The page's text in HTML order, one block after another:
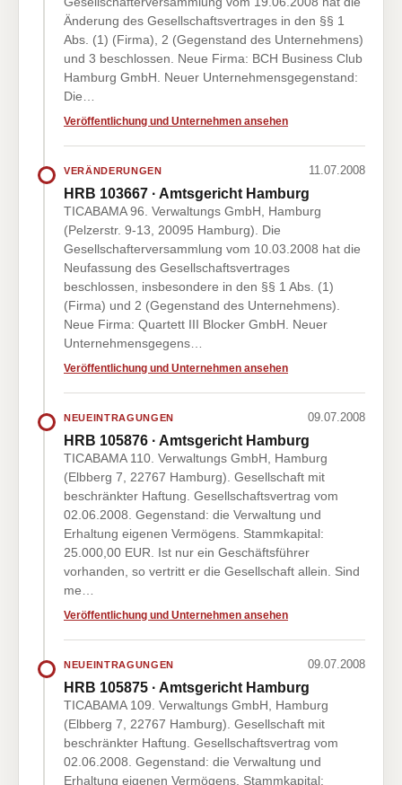
Änderung des Gesellschaftsvertrages in den §§ 1
Abs. (1) (Firma), 2 (Gegenstand des Unternehmens)
und 3 beschlossen. Neue Firma: BCH Business Club
Hamburg GmbH. Neuer Unternehmensgegenstand:
Die…
Veröffentlichung und Unternehmen ansehen
VERÄNDERUNGEN 11.07.2008
HRB 103667 · Amtsgericht Hamburg
TICABAMA 96. Verwaltungs GmbH, Hamburg
(Pelzerstr. 9-13, 20095 Hamburg). Die
Gesellschafterversammlung vom 10.03.2008 hat die
Neufassung des Gesellschaftsvertrages
beschlossen, insbesondere in den §§ 1 Abs. (1)
(Firma) und 2 (Gegenstand des Unternehmens).
Neue Firma: Quartett III Blocker GmbH. Neuer
Unternehmensgegens…
Veröffentlichung und Unternehmen ansehen
NEUEINTRAGUNGEN 09.07.2008
HRB 105876 · Amtsgericht Hamburg
TICABAMA 110. Verwaltungs GmbH, Hamburg
(Elbberg 7, 22767 Hamburg). Gesellschaft mit
beschränkter Haftung. Gesellschaftsvertrag vom
02.06.2008. Gegenstand: die Verwaltung und
Erhaltung eigenen Vermögens. Stammkapital:
25.000,00 EUR. Ist nur ein Geschäftsführer
vorhanden, so vertritt er die Gesellschaft allein. Sind
me…
Veröffentlichung und Unternehmen ansehen
NEUEINTRAGUNGEN 09.07.2008
HRB 105875 · Amtsgericht Hamburg
TICABAMA 109. Verwaltungs GmbH, Hamburg
(Elbberg 7, 22767 Hamburg). Gesellschaft mit
beschränkter Haftung. Gesellschaftsvertrag vom
02.06.2008. Gegenstand: die Verwaltung und
Erhaltung eigenen Vermögens. Stammkapital: